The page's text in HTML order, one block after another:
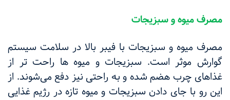
مصرف میوه و سبزیجات
مصرف میوه و سبزیجات با فیبر بالا در سلامت سیستم
گوارش موثر است. سبزیجات و میوه ها راحت تر از
غذاهای چرب هضم شده و به راحتی نیز دفع می‌شوند. از
این رو با جای دادن سبزیجات و میوه تازه در رژیم غذایی